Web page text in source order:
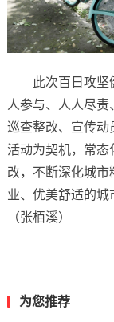
此次百日攻坚健
人参与、人人尽责
巡查整改、宣传动
活动为契机，常
改，不断深化城市
业、优美舒适的城
（张栢溪）
为您推荐